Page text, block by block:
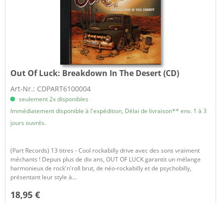
Out Of Luck: Breakdown In The Desert (CD)
Art-Nr.: CDPART6100004
seulement 2x disponibles
Immédiatement disponible à l'expédition, Délai de livraison** env. 1 à 3
jours ouvrés.
(Part Records) 13 titres - Cool rockabilly drive avec des sons vraiment
méchants ! Depuis plus de dix ans, OUT OF LUCK garantit un mélange
harmonieux de rock'n'roll brut, de néo-rockabilly et de psychobilly,
présentant leur style à...
18,95 €